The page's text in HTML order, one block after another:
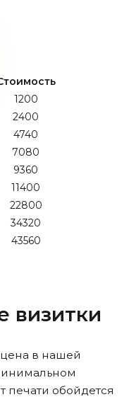
1200
2400
4740
7080
9360
11400
22800
34320
43560
визитки
в нашей
печати обойдется